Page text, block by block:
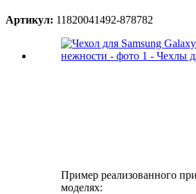
Артикул: 11820041492-878782
Пример реализованного
моделях: